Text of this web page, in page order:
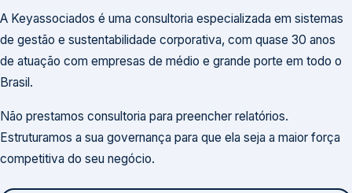
A Keyassociados é uma consultoria especializada em sistemas
de gestão e sustentabilidade corporativa, com quase 30 anos
de atuação com empresas de médio e grande porte em todo o
Brasil.
Não prestamos consultoria para preencher relatórios.
Estruturamos a sua governança para que ela seja a maior força
competitiva do seu negócio.